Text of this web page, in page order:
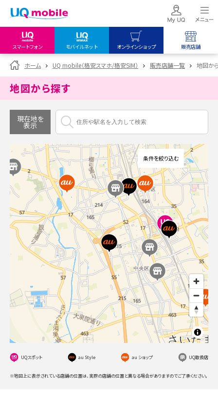
スマートフォン モバイルネット オンラインショップ 販売店舗
my UQ WiMAX
UQ WiMAX ご契約の方
My UQ mobile
UQ mobile
UQ mobile
オンラインショップ
UQ WiMAX
UQ mobile
販売店舗
UQ WiMAX
ホーム UQ mobile（格安スマホ/格安SIM） 販売店舗一覧 地図か
地図から探す
現在地を
表示
条件を絞り込む
UQスポット au Style au ショップ UQ取扱店
※地図上に表示されている店舗の位置は、実際の店舗の位置と異なる場合がありますのでご了承ください。